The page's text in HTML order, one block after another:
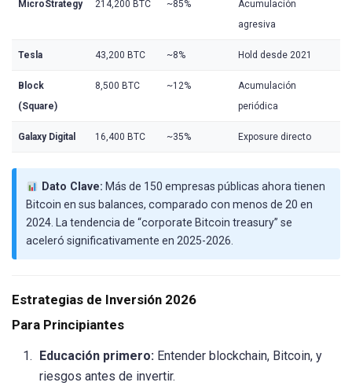
MicroStrategy 214,200 BTC ~85%
Acumulación
agresiva
Tesla 43,200 BTC ~8% Hold desde 2021
Block
(Square)
8,500 BTC ~12%
Acumulación
periódica
Galaxy Digital 16,400 BTC ~35% Exposure directo
Dato Clave: Más de 150 empresas públicas ahora tienen
Bitcoin en sus balances, comparado con menos de 20 en
2024. La tendencia de “corporate Bitcoin treasury” se
aceleró significativamente en 2025-2026.
Estrategias de Inversión 2026
Para Principiantes
Educación primero: Entender blockchain, Bitcoin, y
riesgos antes de invertir.